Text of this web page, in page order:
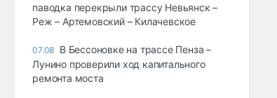
паводка перекрыли трассу Невьянск –
Реж – Артемовский – Килачевское
07.08 В Бессоновке на трассе Пенза –
Лунино проверили ход капитального
ремонта моста